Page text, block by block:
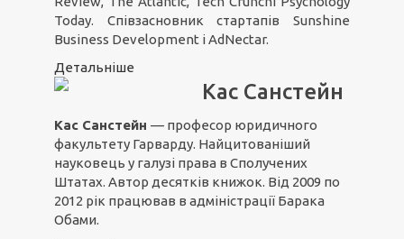
Today. Співзасновник стартапів Sunshine
Business Development і AdNectar.
Детальніше
Кас Санстейн
Кас Санстейн — професор юридичного
факультету Гарварду. Найцитованіший
науковець у галузі права в Сполучених
Штатах. Автор десятків книжок. Від 2009 по
2012 рік працював в адміністрації Барака
Обами.